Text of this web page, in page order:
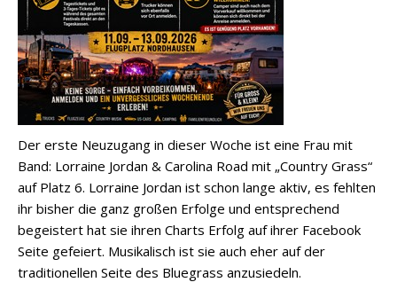
Der erste Neuzugang in dieser Woche ist eine Frau mit
Band: Lorraine Jordan & Carolina Road mit „Country Grass“
auf Platz 6. Lorraine Jordan ist schon lange aktiv, es fehlten
ihr bisher die ganz großen Erfolge und entsprechend
begeistert hat sie ihren Charts Erfolg auf ihrer Facebook
Seite gefeiert. Musikalisch ist sie auch eher auf der
traditionellen Seite des Bluegrass anzusiedeln.